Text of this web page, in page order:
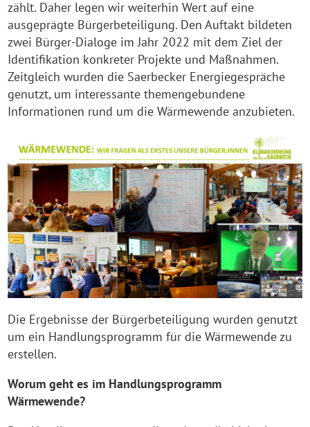
zählt. Daher legen wir weiterhin Wert auf eine
ausgeprägte Bürgerbeteiligung. Den Auftakt bildeten
zwei Bürger-Dialoge im Jahr 2022 mit dem Ziel der
Identifikation konkreter Projekte und Maßnahmen.
Zeitgleich wurden die Saerbecker Energiegespräche
genutzt, um interessante themengebundene
Informationen rund um die Wärmewende anzubieten.
Die Ergebnisse der Bürgerbeteiligung wurden genutzt
um ein Handlungsprogramm für die Wärmewende zu
erstellen.
Worum geht es im Handlungsprogramm
Wärmewende?